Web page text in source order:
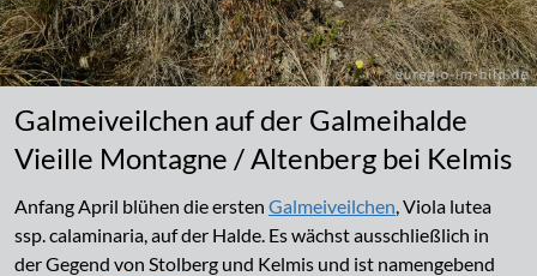
Galmeiveilchen auf der Galmeihalde
Vieille Montagne / Altenberg bei Kelmis
Anfang April blühen die ersten Galmeiveilchen , Viola lutea
ssp. calaminaria, auf der Halde. Es wächst ausschließlich in
der Gegend von Stolberg und Kelmis und ist namengebend